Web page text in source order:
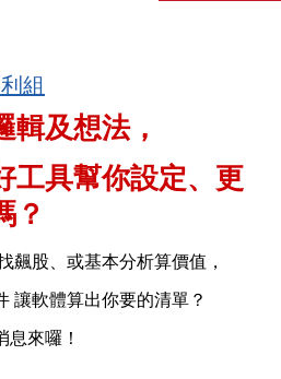
組
輯及想法，
工具幫你設定、更
？
飆股、或基本分析算價值，
讓軟體算出你要的清單？
來囉！